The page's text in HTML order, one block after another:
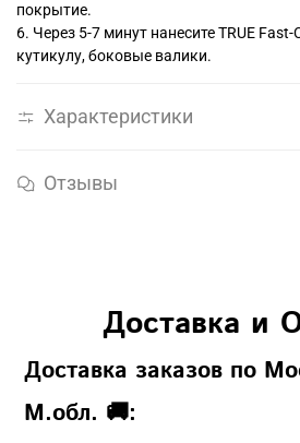
покрытие.
6. Через 5-7 минут нанесите TRUE
кутикулу, боковые валики.
Характеристики
Отзывы
Доставка и
Доставка заказов по
М.обл. 🚚: